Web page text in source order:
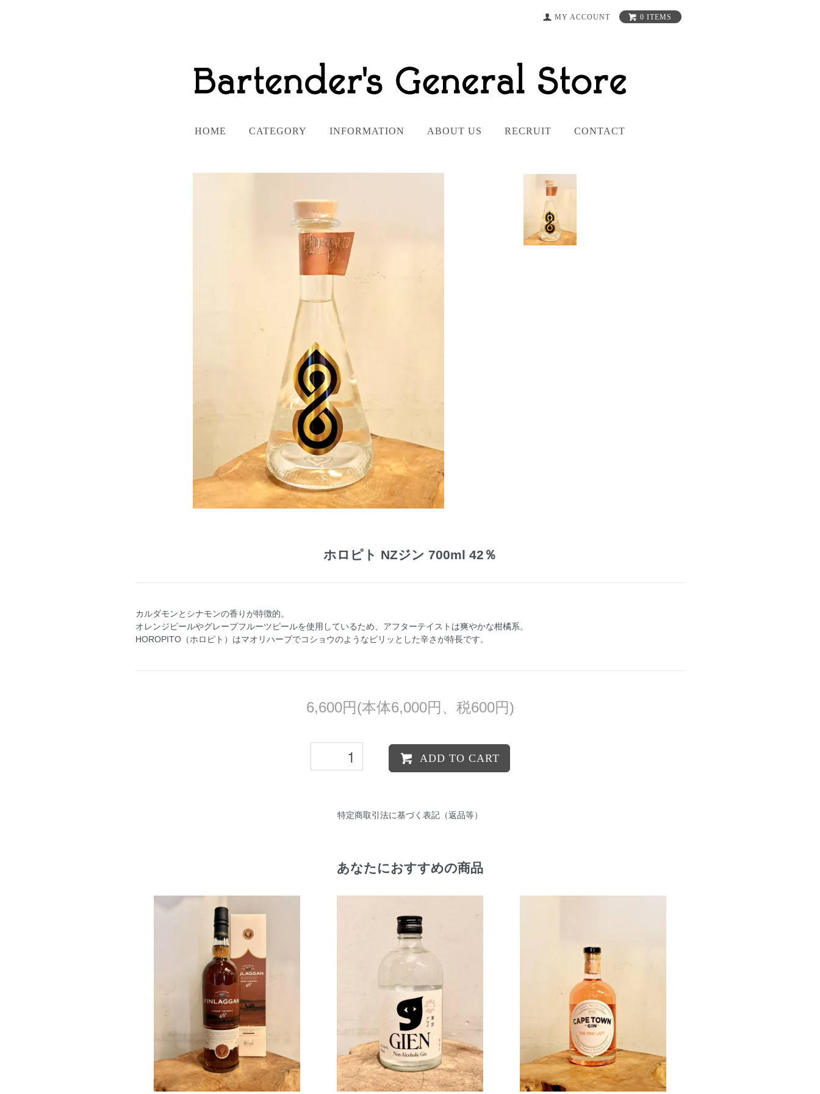
MY ACCOUNT 0 ITEMS
HOME CATEGORY INFORMATION ABOUT US RECRUIT CONTACT
ホロピト NZジン 700ml 42％
カルダモンとシナモンの香りが特徴的。
オレンジピールやグレープフルーツピールを使用しているため、アフターテイストは爽やかな柑橘系。
HOROPITO（ホロピト）はマオリハーブでコショウのようなピリッとした辛さが特長です。
6,600円(本体6,000円、税600円)
ADD TO CART
特定商取引法に基づく表記（返品等）
あなたにおすすめの商品